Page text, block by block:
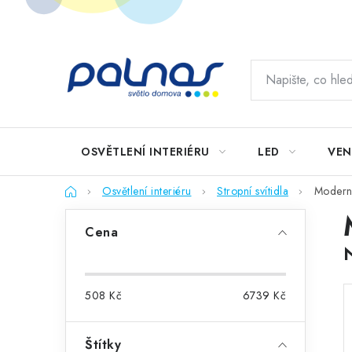
Přejít
OSVĚTLENÍ INTERIÉRU LED
DomůOsvětlení interiéru Stropní svítidla
t
Cena
508 Kč 6739 Kč
Štítky